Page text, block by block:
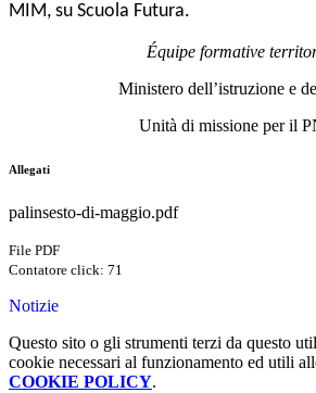
MIM, su Scuola Futura.
Équipe formative
Ministero dell’istruzione e
Unità di missione per il
Allegati
palinsesto-di-maggio.pdf
File PDF
Contatore click: 71
Notizie
Questo sito o gli strumenti terzi da questo
cookie necessari al funzionamento ed utili
COOKIE POLICY.